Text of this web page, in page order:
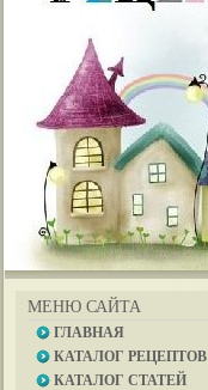
МЕНЮ САЙТА
ГЛАВНАЯ
КАТАЛОГ РЕЦЕПТОВ
КАТАЛОГ СТАТЕЙ